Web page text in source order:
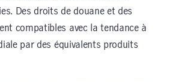
Des droits de douane et des
compatibles avec la tendance à
par des équivalents produits